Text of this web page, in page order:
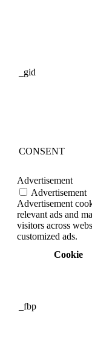
_gid
CONSENT
Advertisement
Advertisement
Advertisement
relevant ads and
visitors across
customized ads.
Cookie
_fbp